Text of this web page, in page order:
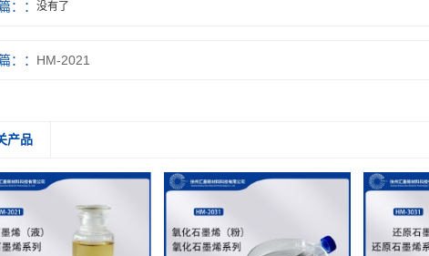
： 没有了
： HM-2021
产品